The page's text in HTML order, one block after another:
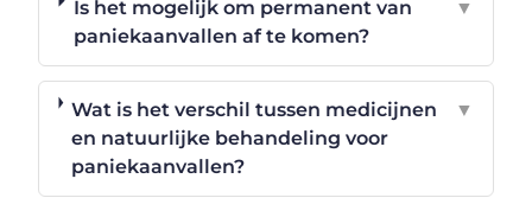
Is het mogelijk om permanent van
paniekaanvallen af te komen?
▼
Wat is het verschil tussen medicijnen
en natuurlijke behandeling voor
paniekaanvallen?
▼